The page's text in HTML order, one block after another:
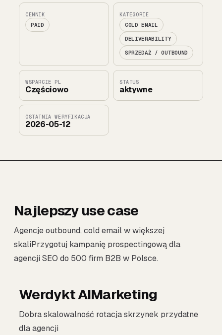
CENNIK
PAID
KATEGORIE
COLD EMAIL
DELIVERABILITY
SPRZEDAŻ / OUTBOUND
WSPARCIE PL
Częściowo
STATUS
aktywne
OSTATNIA WERYFIKACJA
2026-05-12
Najlepszy use case
Agencje outbound, cold email w większej
skaliPrzygotuj kampanię prospectingową dla
agencji SEO do 500 firm B2B w Polsce.
Werdykt AIMarketing
Dobra skalowalność rotacja skrzynek przydatne
dla agencji